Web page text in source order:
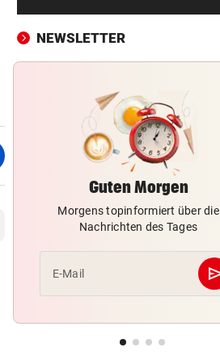
„Einfach kindisch“: Zoff bei
de France Femmes
RANNTE AUF STRASSE vor
erfasst und verletzt
DRAMA WEGEN DÜRRE
„Wir haben rund 35
tote Fische entsorgt“
DIE „KRONE“ FRAGT NACH vor 2
Banken auf dem Prüfstand:
statt Filiale?
gewinnen!
NEWSLETTER
Guten Morgen
Morgens topinformiert über die
Nachrichten des Tages
E-Mail